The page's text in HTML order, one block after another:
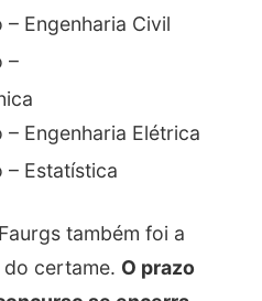
Engenharia Civil
–
Engenharia Elétrica
– Estatística
também foi a
certame. O prazo